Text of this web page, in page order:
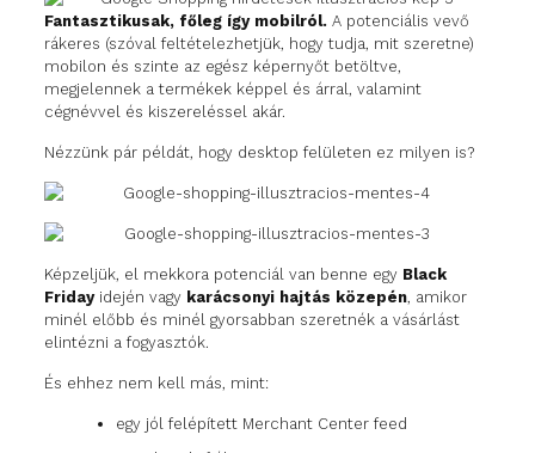
Fantasztikusak, főleg így mobilról.A potenciális vevő
rákeres (szóval feltételezhetjük, hogy tudja, mit szeretne)
mobilon és szinte az egész képernyőt betöltve,
megjelennek a termékek képpel és árral, valamint
cégnévvel és kiszereléssel akár.
Nézzünk pár példát, hogy desktop felületen ez milyen is?
Képzeljük, el mekkora potenciál van benne egy Black
Fridayidején vagy karácsonyi hajtás közepén, amikor
minél előbb és minél gyorsabban szeretnék a vásárlást
elintézni a fogyasztók.
És ehhez nem kell más, mint:
egy jól felépített Merchant Center feed